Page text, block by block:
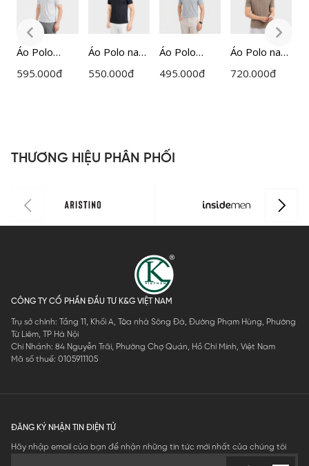
Áo Polo
ngắn tay
IPS118MAH
595.000đ
Áo Polo nam
Insidemen
550.000đ
Áo Polo
ngắn tay
495.000đ
Áo Polo nam
ngắn tay
720.000đ
THƯƠNG HIỆU PHÂN PHỐI
CÔNG TY CỔ PHẦN ĐẦU TƯ K&G VIỆT NAM
Trụ sở chính: Tầng 11, Khối A, Tòa nhà Sông Đà, Đường Phạm Hùng, Phường
Từ Liêm, TP Hà Nội
Chi Nhánh: 84 Nguyễn Trãi, Phường Chợ Quán, Hồ Chí Minh, Việt Nam
Mã số thuế: 0105911105
ĐĂNG KÝ NHẬN TIN ĐIỆN TỬ
Hãy nhập email của bạn để nhận những tin tức mới nhất của chúng tôi